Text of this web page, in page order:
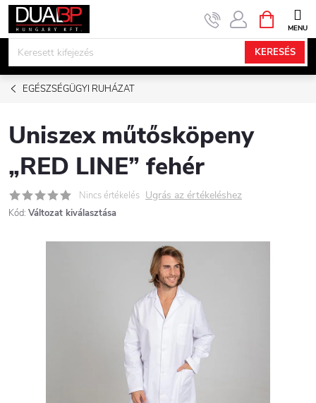
Ugrás
KERESÉS
KOSÁR
EGÉSZSÉGÜGYI RUHÁZAT
Uniszex műtősköpeny
„RED LINE” fehér
Nincs értékelés Ugrás az értékeléshez
Kód: Változat kiválasztása